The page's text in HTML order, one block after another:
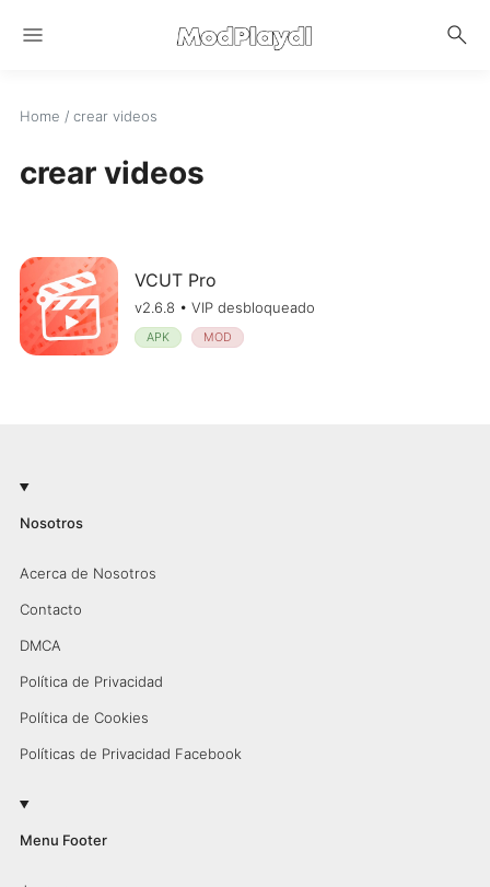
menu search
Home / crear videos
crear videos
VCUT Pro
v2.6.8 • VIP desbloqueado
APK MOD
Nosotros
Acerca de Nosotros
Contacto
DMCA
Política de Privacidad
Política de Cookies
Políticas de Privacidad Facebook
Menu Footer